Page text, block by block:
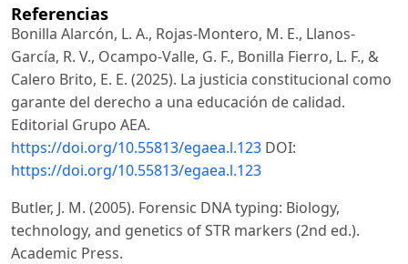
Referencias
Bonilla Alarcón, L. A., Rojas-Montero, M. E., Llanos-
García, R. V., Ocampo-Valle, G. F., Bonilla Fierro, L. F., &
Calero Brito, E. E. (2025). La justicia constitucional como
garante del derecho a una educación de calidad.
Editorial Grupo AEA.
https://doi.org/10.55813/egaea.l.123 DOI:
https://doi.org/10.55813/egaea.l.123
Butler, J. M. (2005). Forensic DNA typing: Biology,
technology, and genetics of STR markers (2nd ed.).
Academic Press.